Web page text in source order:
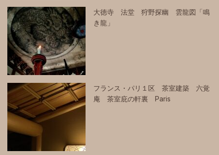
大徳寺 法堂 狩野探幽 雲龍図「鳴
き龍」
フランス・パリ１区 茶室建築 六覚
庵 茶室庇の軒裏 Paris